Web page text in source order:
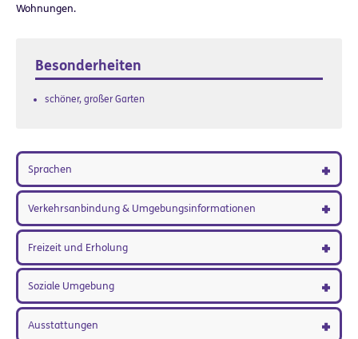
Wohnungen.
Besonderheiten
schöner, großer Garten
Sprachen
Verkehrsanbindung & Umgebungsinformationen
Freizeit und Erholung
Soziale Umgebung
Ausstattungen